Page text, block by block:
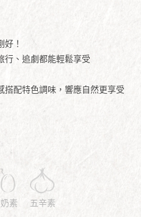
好！
行、追劇都能輕鬆享受
搭配特色調味，響應自然更享受
素 五辛素